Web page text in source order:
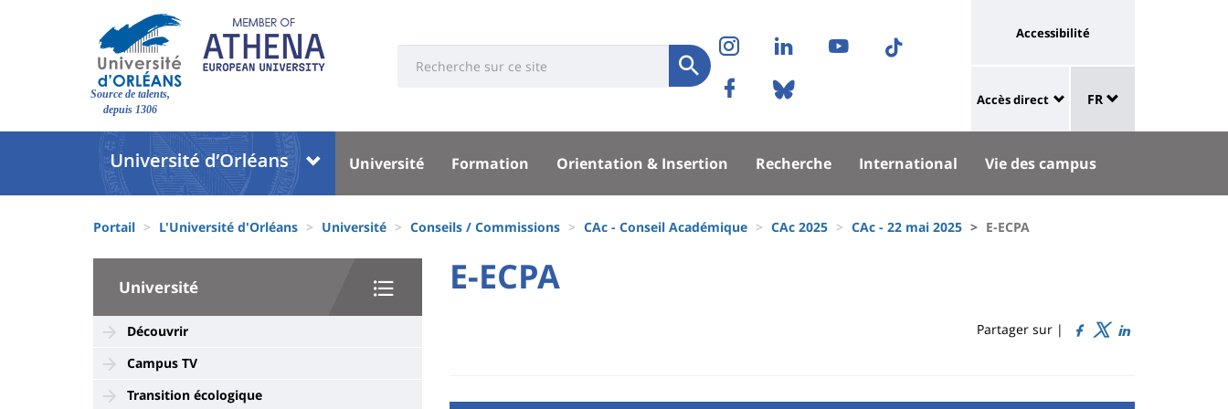
Site
Source de talents,
depuis 1306
Université
Soumettre
Réseaux
sociaux
Instagram
LinkedInYoutubeTikTok
FacebookBluesky
Université
lien
vers
page
accessibilité
Accessibilité
University
:
Shortcut
links
Accès direct de
langue
FR
Université
Block
liste
des
composantes
Menu
principal
Université Formation Orientation & Insertion Recherche International Vie des campus
d'Ariane
Portail L'Université d'Orléans Université Conseils / Commissions CAc - Conseil Académique CAc 2025 CAc - 22 mai 2025 E-ECPA
University
Sidebar
Université
Découvrir
Campus TV
Transition écologique
University
Titre
E-ECPA
Partager sur |
de